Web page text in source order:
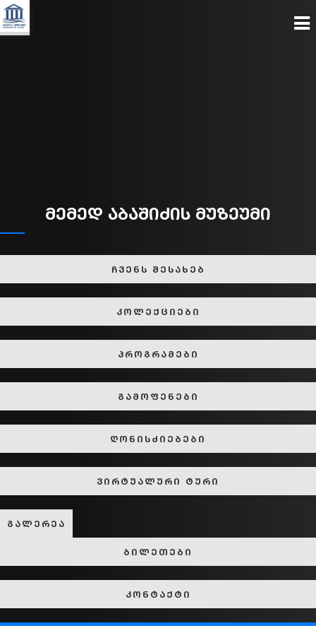
მემედ აბაშიძის მუზეუმი
ჩვენს შესახებ
კოლექციები
პროგრამები
გამოფენები
ღონისძიებები
ვირტუალური ტური
გალერეა
ბილეთები
კონტაქტი